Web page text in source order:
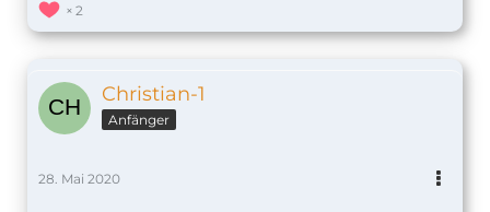
2
Christian-1
Anfänger
28. Mai 2020